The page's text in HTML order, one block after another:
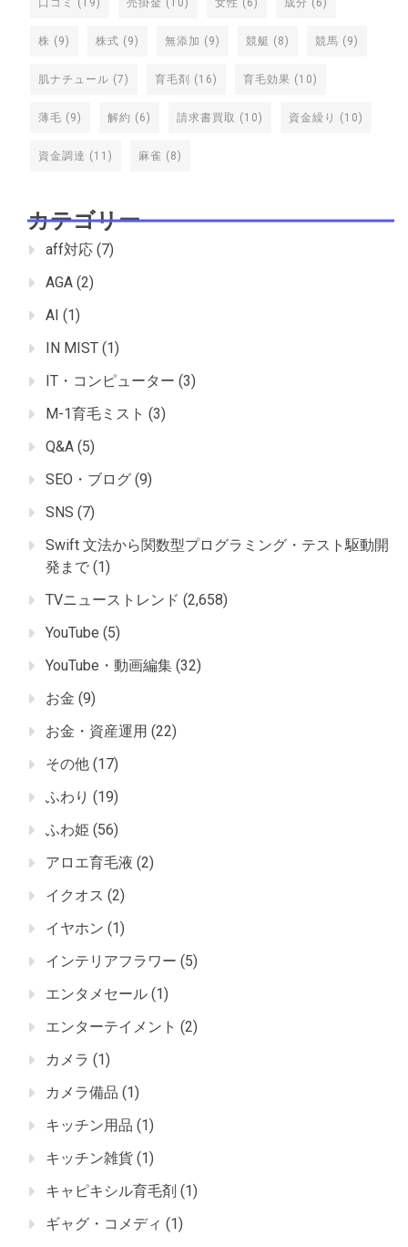
口コミ (19) 売掛金 (10) 女性 (6) 成分 (6)
株 (9) 株式 (9) 無添加 (9) 競艇 (8) 競馬 (9)
肌ナチュール (7) 育毛剤 (16) 育毛効果 (10)
薄毛 (9) 解約 (6) 請求書買取 (10) 資金繰り (10)
資金調達 (11) 麻雀 (8)
カテゴリー
aff対応 (7)
AGA (2)
AI (1)
IN MIST (1)
IT・コンピューター (3)
M-1育毛ミスト (3)
Q&A (5)
SEO・ブログ (9)
SNS (7)
Swift 文法から関数型プログラミング・テスト駆動開
発まで (1)
TVニューストレンド (2,658)
YouTube (5)
YouTube・動画編集 (32)
お金 (9)
お金・資産運用 (22)
その他 (17)
ふわり (19)
ふわ姫 (56)
アロエ育毛液 (2)
イクオス (2)
イヤホン (1)
インテリアフラワー (5)
エンタメセール (1)
エンターテイメント (2)
カメラ (1)
カメラ備品 (1)
キッチン用品 (1)
キッチン雑貨 (1)
キャピキシル育毛剤 (1)
ギャグ・コメディ (1)